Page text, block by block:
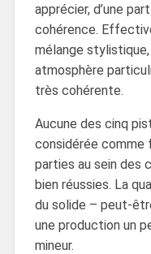
apprécier, d’une
cohérence.
mélange stylistique,
atmosphère
très cohérente.
Aucune des cinq
considérée comme
parties au sein des
bien réussies. La
du solide – peut-
une production un
mineur.